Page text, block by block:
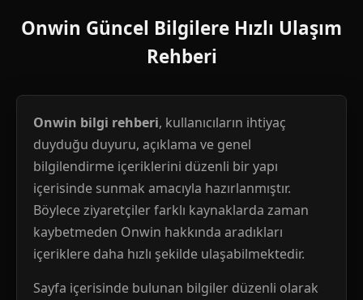
Onwin Güncel Bilgilere Hızlı Ulaşım
Rehberi
Onwin bilgi rehberi, kullanıcıların ihtiyaç
duyduğu duyuru, açıklama ve genel
bilgilendirme içeriklerini düzenli bir yapı
içerisinde sunmak amacıyla hazırlanmıştır.
Böylece ziyaretçiler farklı kaynaklarda zaman
kaybetmeden Onwin hakkında aradıkları
içeriklere daha hızlı şekilde ulaşabilmektedir.
Sayfa içerisinde bulunan bilgiler düzenli olarak